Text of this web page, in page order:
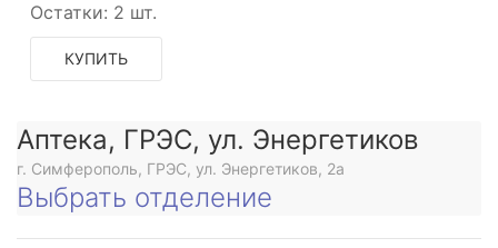
Остатки: 2 шт.
КУПИТЬ
Аптека, ГРЭС, ул. Энергетиков
г. Симферополь, ГРЭС, ул. Энергетиков, 2а
Выбрать отделение